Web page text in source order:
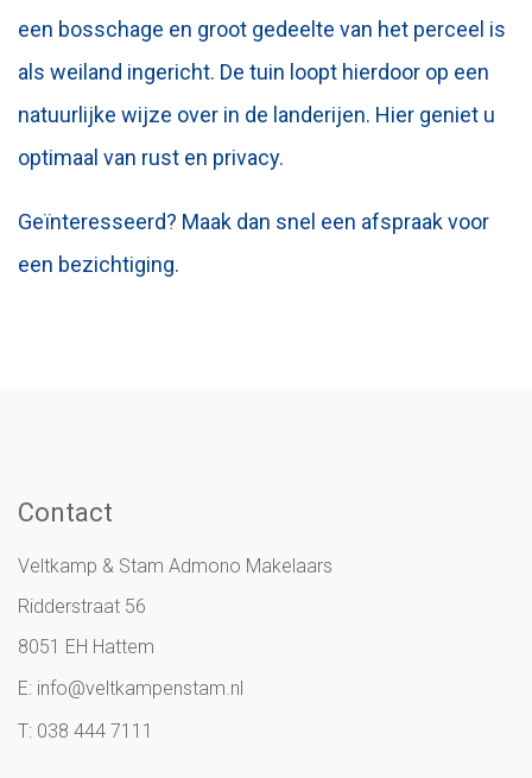
een bosschage en groot gedeelte van het perceel is
als weiland ingericht. De tuin loopt hierdoor op een
natuurlijke wijze over in de landerijen. Hier geniet u
optimaal van rust en privacy.
Geïnteresseerd? Maak dan snel een afspraak voor
een bezichtiging.
Contact
Veltkamp & Stam Admono Makelaars
Ridderstraat 56
8051 EH Hattem
E: info@veltkampenstam.nl
T: 038 444 7111